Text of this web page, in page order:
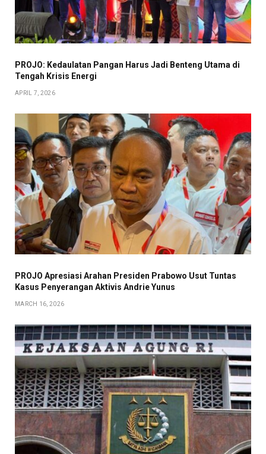
PROJO: Kedaulatan Pangan Harus Jadi Benteng Utama di
Tengah Krisis Energi
APRIL 7, 2026
PROJO Apresiasi Arahan Presiden Prabowo Usut Tuntas
Kasus Penyerangan Aktivis Andrie Yunus
MARCH 16, 2026